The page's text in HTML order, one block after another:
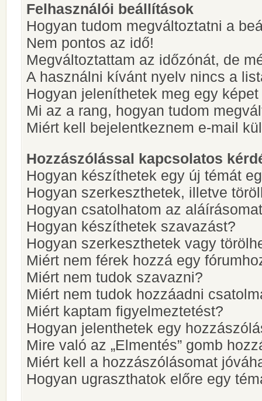
Felhasználói beállítások
Hogyan tudom megváltoztatni a
Nem pontos az idő!
Megváltoztattam az időzónát, de
A használni kívánt nyelv nincs a
Hogyan jeleníthetek meg egy
Mi az a rang, hogyan tudom
Miért kell bejelentkeznem e-mail
Hozzászólással kapcsolatos
Hogyan készíthetek egy új témát
Hogyan szerkeszthetek, illetve
Hogyan csatolhatom az
Hogyan készíthetek szavazást?
Hogyan szerkeszthetek vagy
Miért nem férek hozzá egy
Miért nem tudok szavazni?
Miért nem tudok hozzáadni
Miért kaptam figyelmeztetést?
Hogyan jelenthetek egy
Mire való az „Elmentés” gomb
Miért kell a hozzászólásomat
Hogyan ugraszthatok előre egy